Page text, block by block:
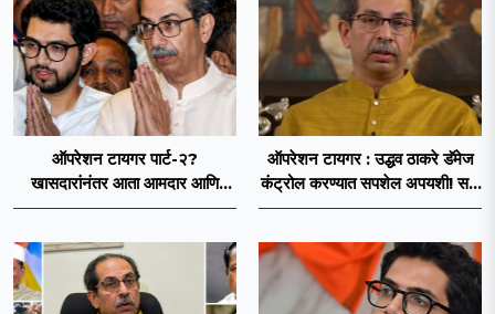
ऑपरेशन टायगर पार्ट-२?
खासदारांनंतर आता आमदार आणि
नगरसेवकही शिंदेंच्या वाटेवर?
ऑपरेशन टायगर : उद्धव ठाकरे डॅमेज
कंट्रोल करण्यात सपशेल अपयशी! सहा
खासदारांनंतर आमदारांसह नगरसेवकही